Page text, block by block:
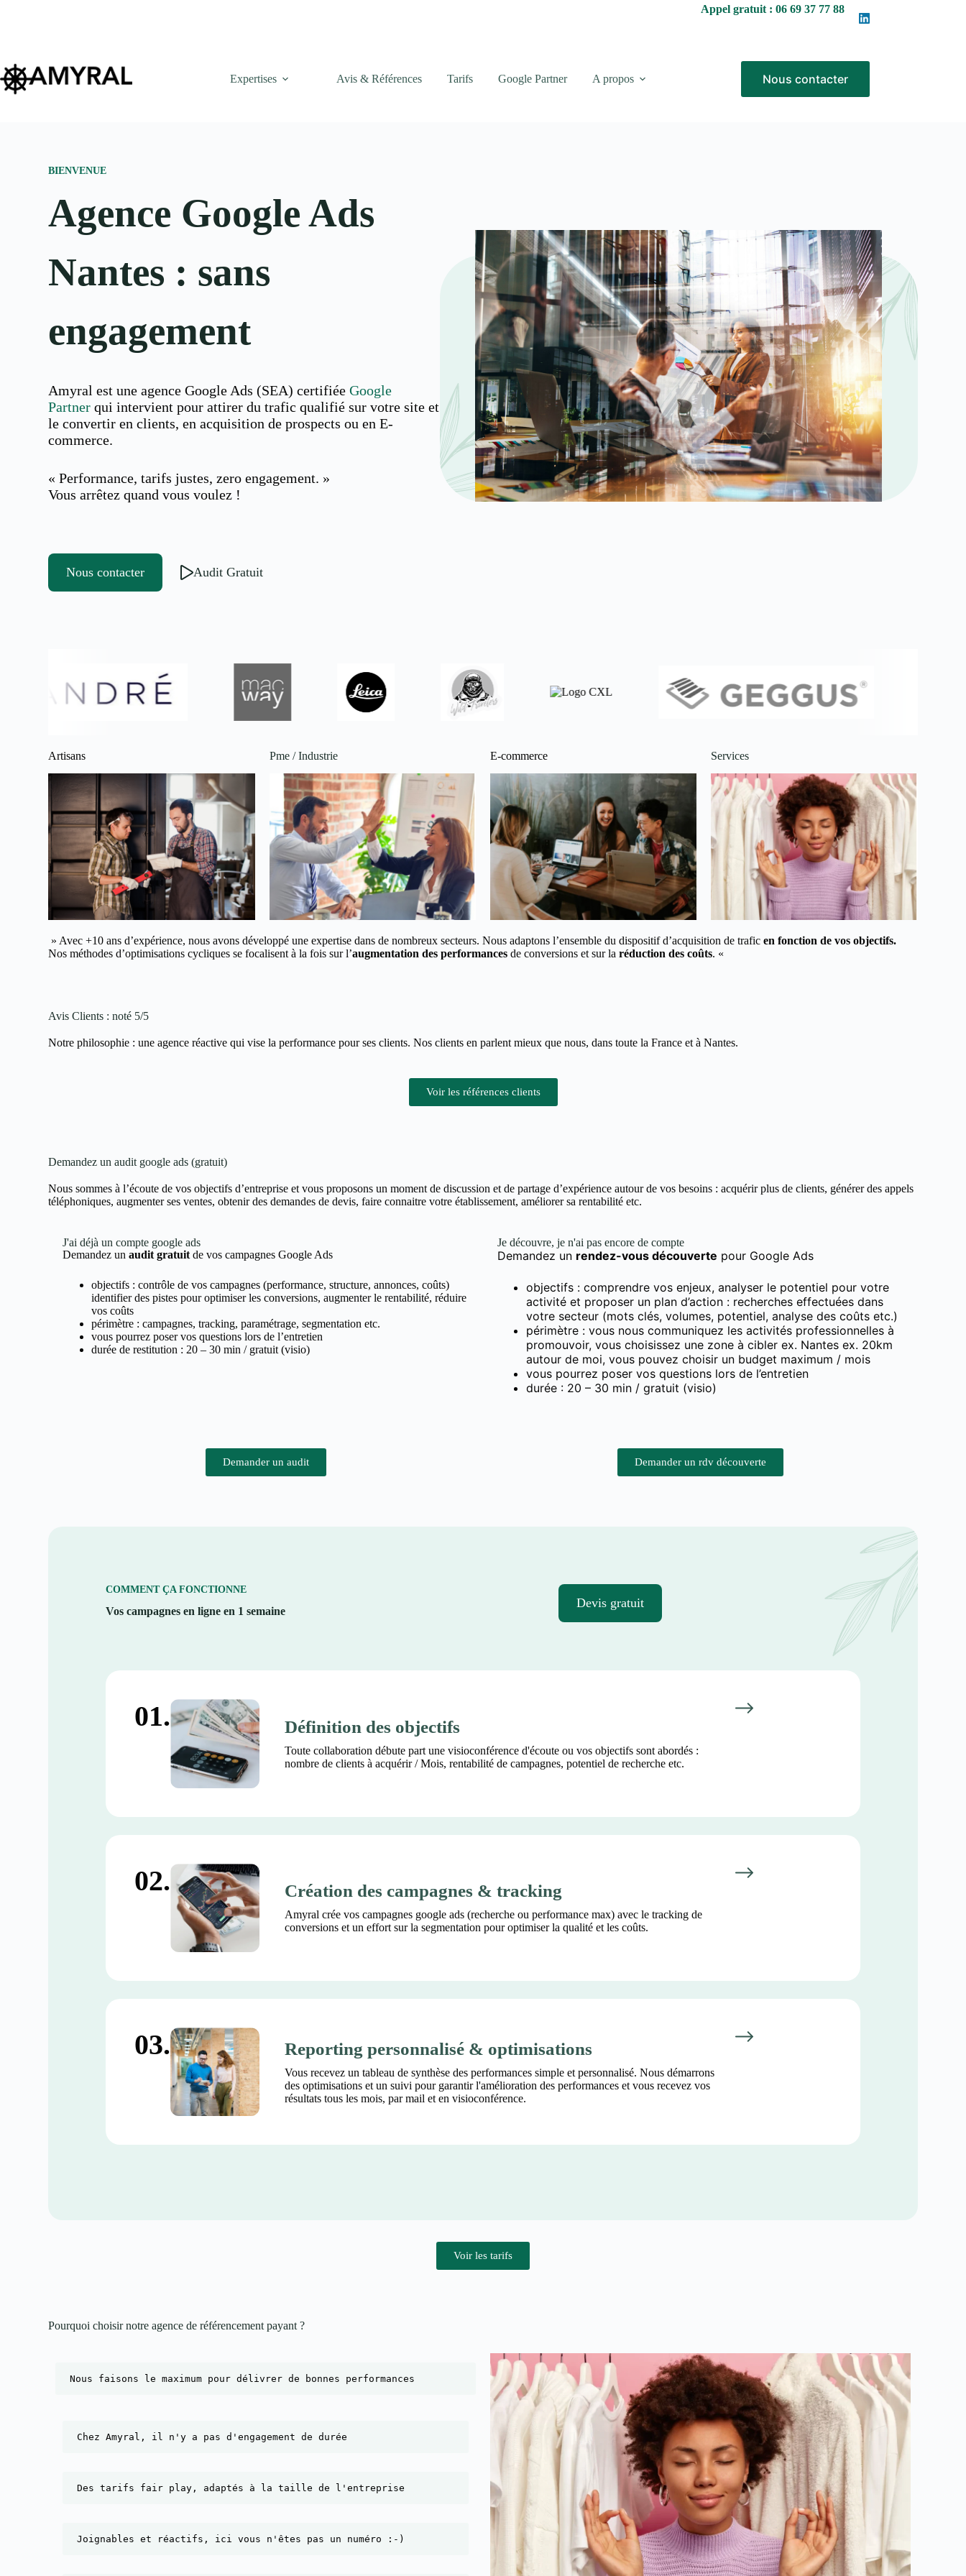
Appel gratuit : 06 69 37 77 88
Expertises Avis & Références Tarifs Google Partner A propos Nous contacter
BIENVENUE
Agence Google Ads
Nantes : sans
engagement
Amyral est une agence Google Ads (SEA) certifiéeGoogle
Partner qui intervient pour attirer du trafic qualifié sur votre site et
le convertir en clients, en acquisition de prospects ou en E-
commerce.
« Performance, tarifs justes, zero engagement. »
Vous arrêtez quand vous voulez !
Nous contacter Audit Gratuit
Artisans Pme / Industrie E-commerce Services
» Avec +10 ans d’expérience, nous avons développé une expertise dans de nombreux secteurs.Nous adaptons l’ensemble du dispositif d’acquisition de traficen fonction de vos objectifs.
Nos méthodes d’optimisations cycliques se focalisent à la fois sur l’augmentation des performances de conversions etsur laréduction des coûts. «
Avis Clients : noté 5/5
Notre philosophie : une agence réactive qui vise la performance pour ses clients. Nos clients en parlent mieux que nous, dans toute la France et à Nantes.
Voir les références clients
Demandez un audit google ads (gratuit)
Nous sommes à l’écoute de vos objectifs d’entreprise et vous proposons un moment de discussion et de partage d’expérience autour de vos besoins : acquérir plus de clients, générer des appels
téléphoniques, augmenter ses ventes, obtenir des demandes de devis, faire connaitre votre établissement, améliorer sa rentabilité etc.
J'ai déjà un compte google ads
Demandez unaudit gratuit de vos campagnes Google Ads
objectifs : contrôle de vos campagnes (performance, structure, annonces, coûts)
identifier des pistes pour optimiser les conversions, augmenter le rentabilité, réduire
vos coûts
périmètre : campagnes, tracking, paramétrage, segmentation etc.
vous pourrez poser vos questions lors de l’entretien
durée de restitution : 20 – 30 min / gratuit (visio)
Je découvre, je n'ai pas encore de compte
Demandez un rendez-vous découverte pour Google Ads
objectifs : comprendre vos enjeux, analyser le potentiel pour votre
activité et proposer un plan d’action : recherches effectuées dans
votre secteur (mots clés, volumes, potentiel, analyse des coûts etc.)
périmètre : vous nous communiquez les activités professionnelles à
promouvoir, vous choisissez une zone à cibler ex. Nantes ex. 20km
autour de moi, vous pouvez choisir un budget maximum / mois
vous pourrez poser vos questions lors de l’entretien
durée : 20 – 30 min / gratuit (visio)
Demander un audit Demander un rdv découverte
COMMENT ÇA FONCTIONNE
Vos campagnes en ligne en 1 semaine
Devis gratuit
01. Définition des objectifs
Toute collaboration débute part une visioconférence d'écoute ou vos objectifs sont abordés :
nombre de clients à acquérir / Mois, rentabilité de campagnes, potentiel de recherche etc.
02. Création des campagnes & tracking
Amyral crée vos campagnes google ads (recherche ou performance max) avec le tracking de
conversions et un effort sur la segmentation pour optimiser la qualité et les coûts.
03. Reporting personnalisé & optimisations
Vous recevez un tableau de synthèse des performances simple et personnalisé. Nous démarrons
des optimisations et un suivi pour garantir l'amélioration des performances et vous recevez vos
résultats tous les mois, par mail et en visioconférence.
Voir les tarifs
Pourquoi choisir notre agence de référencement payant ?​
Nous faisons le maximum pour délivrer de bonnes performances
Chez Amyral, il n'y a pas d'engagement de durée
Des tarifs fair play, adaptés à la taille de l'entreprise
Joignables et réactifs, ici vous n'êtes pas un numéro :-)